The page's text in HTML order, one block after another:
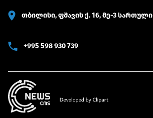
თბილისი, ფშავის ქ. 16, მე-3 სართული
+995 598 930 739